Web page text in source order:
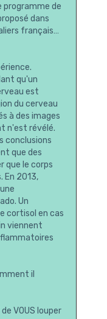
programme de
dans
français…
qu'un
est
du cerveau
à des images
n'est révélé.
conclusions
que des
que le corps
En 2013,
Un
cortisol en cas
viennent
il
de VOUS louper